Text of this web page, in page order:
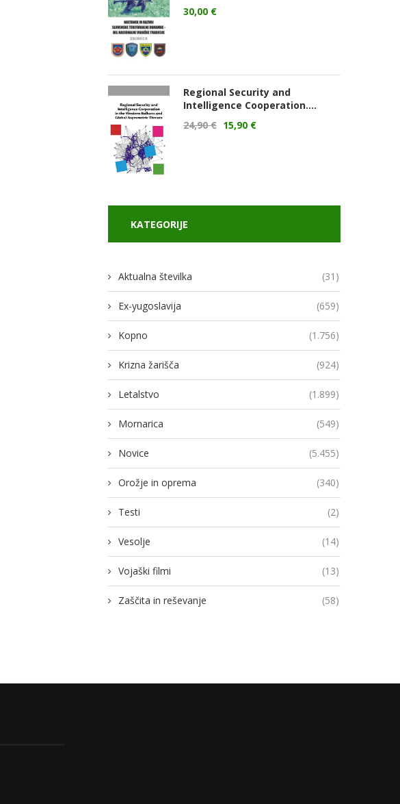
30,00 €
Regional Security and
Intelligence Cooperation....
24,90€ 15,90 €
KATEGORIJE
Aktualna številka (31)
Ex-yugoslavija (659)
Kopno (1.756)
Krizna žarišča (924)
Letalstvo (1.899)
Mornarica (549)
Novice (5.455)
Orožje in oprema (340)
Testi (2)
Vesolje (14)
Vojaški filmi (13)
Zaščita in reševanje (58)